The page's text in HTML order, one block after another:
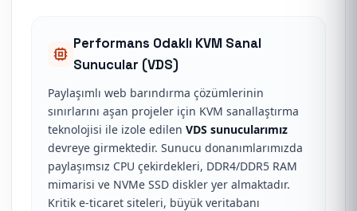
Performans Odaklı KVM Sanal
Sunucular (VDS)
Paylaşımlı web barındırma çözümlerinin
sınırlarını aşan projeler için KVM sanallaştırma
teknolojisi ile izole edilen VDS sunucularımız
devreye girmektedir. Sunucu donanımlarımızda
paylaşımsız CPU çekirdekleri, DDR4/DDR5 RAM
mimarisi ve NVMe SSD diskler yer almaktadır.
Kritik e-ticaret siteleri, büyük veritabanı